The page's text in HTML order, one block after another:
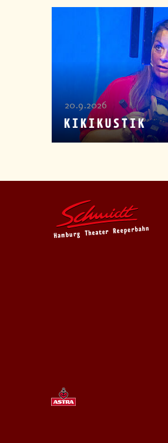
20.9.2026
KIKIKUSTIK